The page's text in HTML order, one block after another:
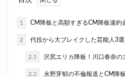
1 CM降板と高額すぎるCM降板違約
2 代役から大ブレイクした芸能人3選
2.1 沢尻エリカ降板！川口春奈の
2.2
永野芽郁の不倫報道とCM降